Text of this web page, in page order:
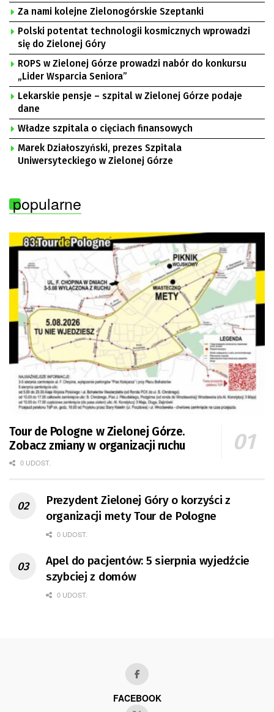
Za nami kolejne Zielonogórskie Szeptanki
Polski potentat technologii kosmicznych wprowadzi
się do Zielonej Góry
ROPS w Zielonej Górze prowadzi nabór do konkursu
„Lider Wsparcia Seniora”
Lekarskie pensje – szpital w Zielonej Górze podaje
dane
Władze szpitala o cięciach finansowych
Marek Działoszyński, prezes Szpitala
Uniwersyteckiego w Zielonej Górze
popularne
Tour de Pologne w Zielonej Górze.
Zobacz zmiany w organizacji ruchu
0 UDOST.
Prezydent Zielonej Góry o korzyści z
organizacji mety Tour de Pologne
0 UDOST.
Apel do pacjentów: 5 sierpnia wyjedźcie
szybciej z domów
0 UDOST.
FACEBOOK